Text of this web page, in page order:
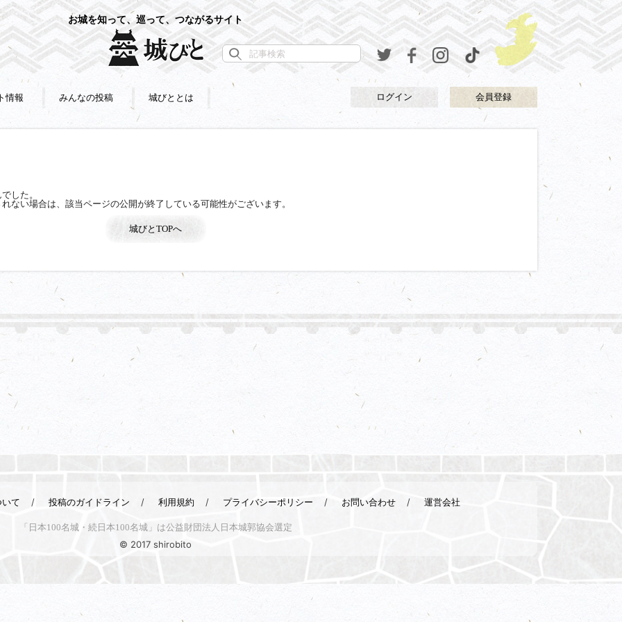
お城を知って、巡って、つながるサイト
情報 みんなの投稿 城びととは ログイン 会員登録
した。
ない場合は、該当ページの公開が終了している可能性がございます。
城びとTOPへ
て 投稿のガイドライン 利用規約 プライバシーポリシー お問い合わせ 運営会社
「日本100名城・続日本100名城」は公益財団法人日本城郭協会選定
© 2017 shirobito